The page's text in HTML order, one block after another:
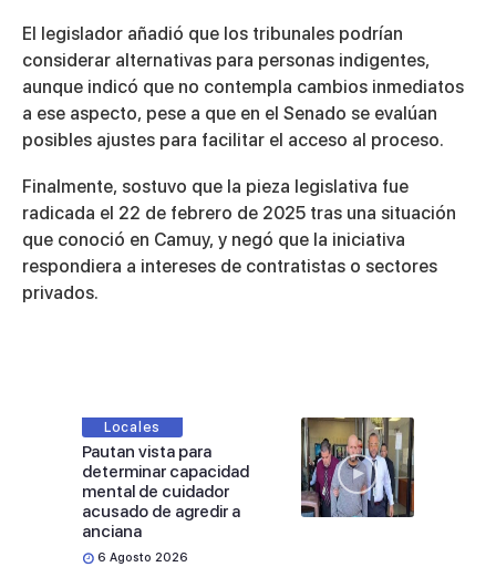
El legislador añadió que los tribunales podrían
considerar alternativas para personas indigentes,
aunque indicó que no contempla cambios inmediatos
a ese aspecto, pese a que en el Senado se evalúan
posibles ajustes para facilitar el acceso al proceso.
Finalmente, sostuvo que la pieza legislativa fue
radicada el 22 de febrero de 2025 tras una situación
que conoció en Camuy, y negó que la iniciativa
respondiera a intereses de contratistas o sectores
privados.
Locales
Pautan vista para
determinar capacidad
mental de cuidador
acusado de agredir a
anciana
6 Agosto 2026